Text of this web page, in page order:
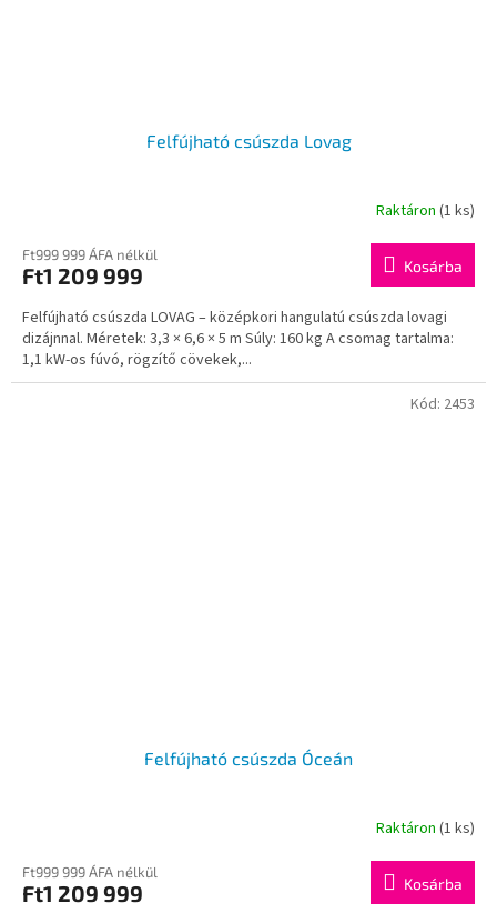
Felfújható csúszda Lovag
Raktáron (1 ks)
Ft999 999 ÁFA nélkül
Ft1 209 999 Kosárba
Felfújható csúszda LOVAG – középkori hangulatú csúszda lovagi
dizájnnal. Méretek: 3,3 × 6,6 × 5 m Súly: 160 kg A csomag tartalma:
1,1 kW-os fúvó, rögzítő cövekek,...
Felfújható csúszda Óceán
Raktáron (1 ks)
Ft999 999 ÁFA nélkül
Ft1 209 999 Kosárba
Kód: 2453